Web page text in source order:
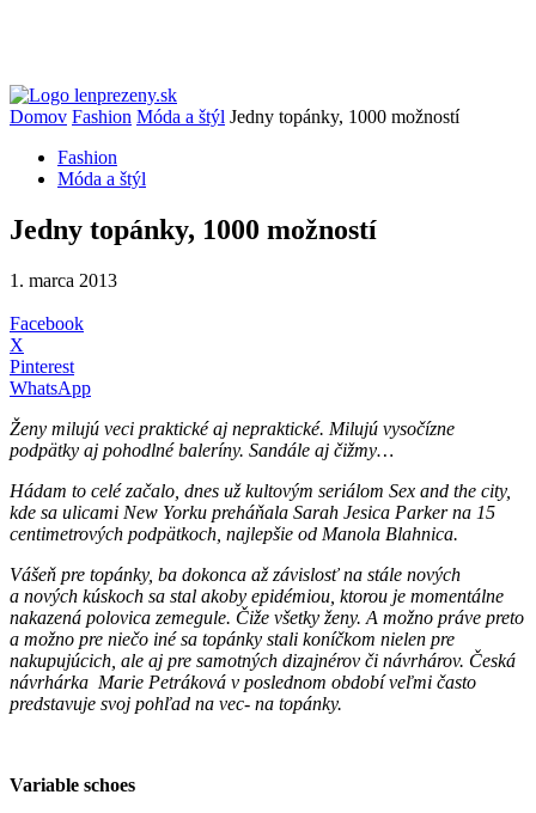
Domov Fashion Móda a štýl Jedny topánky, 1000 možností
Fashion
Móda a štýl
Jedny topánky, 1000 možností
1. marca 2013
Facebook
X
Pinterest
WhatsApp
Ženy milujú veci praktické aj nepraktické. Milujú vysočízne
podpätky aj pohodlné baleríny. Sandále aj čižmy…
Hádam to celé začalo, dnes už kultovým seriálom Sex and the city,
kde sa ulicami New Yorku preháňala Sarah Jesica Parker na 15
centimetrových podpätkoch, najlepšie od Manola Blahnica.
Vášeň pre topánky, ba dokonca až závislosť na stále nových
a nových kúskoch sa stal akoby epidémiou, ktorou je momentálne
nakazená polovica zemegule. Čiže všetky ženy. A možno práve preto
a možno pre niečo iné sa topánky stali koníčkom nielen pre
nakupujúcich, ale aj pre samotných dizajnérov či návrhárov. Česká
návrhárka Marie Petráková v poslednom období veľmi často
predstavuje svoj pohľad na vec- na topánky.
Variable schoes